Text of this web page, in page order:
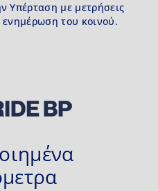
Υπέρταση με μετρήσεις
ενημέρωση του κοινού.